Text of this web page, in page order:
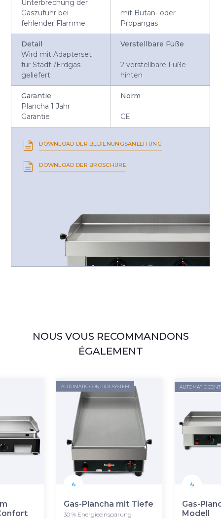
Unterbrechung der
Gaszufuhr bei
fehlender Flamme
mit Butan- oder
Propangas
Detail
Wird mit Adapterset
für Stadt-/Erdgas
geliefert
Verstellbare Füße
2 verstellbare Füße
hinten
Garantie
Plancha 1 Jahr
Garantie
Norm
CE
DOWNLOAD DER BEDIENUNGSANLEITUNG
DOWNLOAD DER BROSCHÜRE
NOUS VOUS RECOMMANDONS
ÉGALEMENT
AUTOMATIC CONTROL SYSTEM
Gas-Plancha mit Tiefe
30 % Energieeinsparung
AUTOMATIC
Gas-
Modell